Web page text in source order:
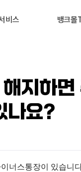
비스 뱅크몰
상품비교 뉴스
지하
나요?
너스통장이 있습니